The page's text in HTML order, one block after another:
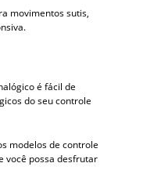
movimentos sutis,
é fácil de
do seu controle
modelos de controle
você possa desfrutar